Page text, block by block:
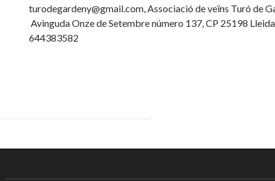
turodegardeny@gmail.com, Associació de veïns Turó de
Avinguda Onze de Setembre número 137, CP 25198
644383582